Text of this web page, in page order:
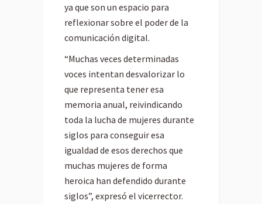
ya que son un espacio para
reflexionar sobre el poder de la
comunicación digital.
“Muchas veces determinadas
voces intentan desvalorizar lo
que representa tener esa
memoria anual, reivindicando
toda la lucha de mujeres durante
siglos para conseguir esa
igualdad de esos derechos que
muchas mujeres de forma
heroica han defendido durante
siglos”, expresó el vicerrector.